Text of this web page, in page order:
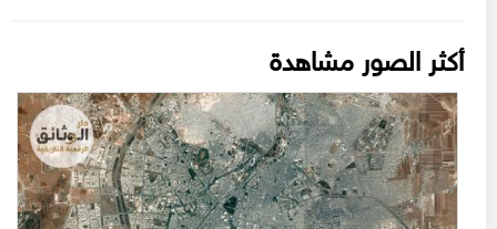
أكثر الصور مشاهدة